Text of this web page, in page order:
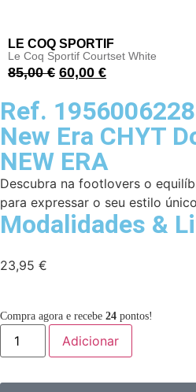
LE COQ SPORTIF
Le Coq Sportif Courtset White
85,00€ 60,00 €
Ref.
New Era CHYT
NEW ERA
Descubra na footlovers o
para expressar o seu estilo
Modalidades &
23,95 €
Compra agora e recebe 24 pontos!
Adicionar